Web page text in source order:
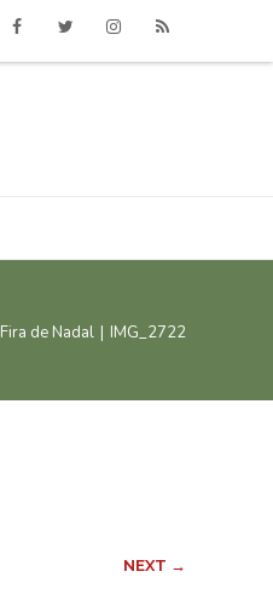
Fira de Nadal | IMG_2722
NEXT →